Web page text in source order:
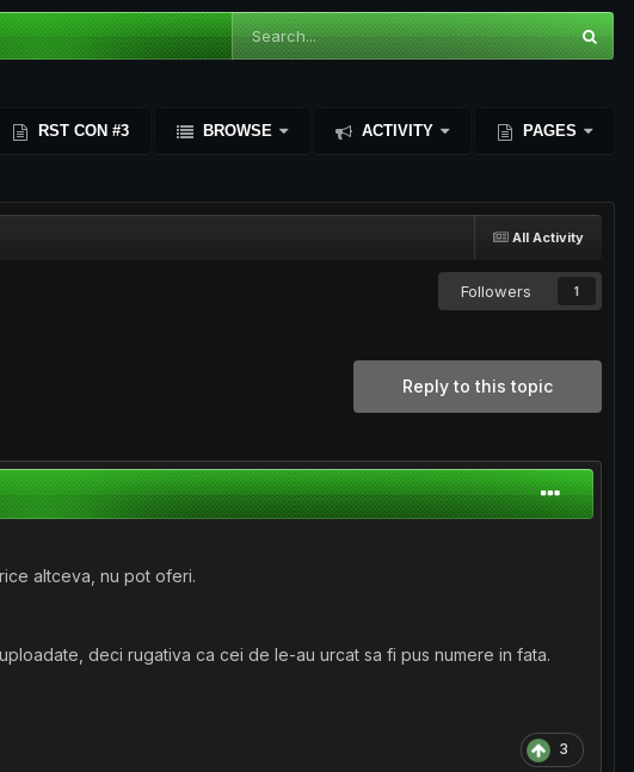
RST CON #3 BROWSE ACTIVITY PAGES
All Activity
Followers 1
Reply to this topic
altceva, nu pot oferi.
deci rugativa ca cei de le-au urcat sa fi pus numere in fata.
3